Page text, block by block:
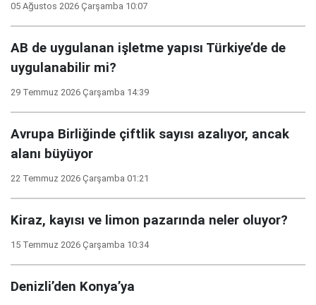
05 Ağustos 2026 Çarşamba 10:07
AB de uygulanan işletme yapısı Türkiye’de de
uygulanabilir mi?
29 Temmuz 2026 Çarşamba 14:39
Avrupa Birliğinde çiftlik sayısı azalıyor, ancak
alanı büyüyor
22 Temmuz 2026 Çarşamba 01:21
Kiraz, kayısı ve limon pazarında neler oluyor?
15 Temmuz 2026 Çarşamba 10:34
Denizli’den Konya’ya